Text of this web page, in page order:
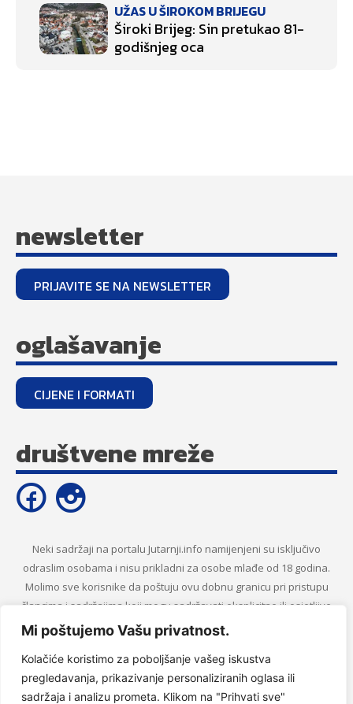
Mi poštujemo Vašu privatnost.
Kolačiće koristimo za poboljšanje vašeg iskustva
pregledavanja, prikazivanje personaliziranih oglasa ili
sadržaja i analizu prometa. Klikom na "Prihvati sve"
UŽAS U ŠIROKOM BRIJEGU
Široki Brijeg: Sin pretukao 81-
godišnjeg oca
newsletter
PRIJAVITE SE NA NEWSLETTER
oglašavanje
CIJENE I FORMATI
društvene mreže
Neki sadržaji na portalu Jutarnji.info namijenjeni su isključivo
odraslim osobama i nisu prikladni za osobe mlađe od 18 godina.
Molimo sve korisnike da poštuju ovu dobnu granicu pri pristupu
člancima i sadržajima koji mogu sadržavati eksplicitne ili osjetljive
informacije.
O NAMA USLOVI KORIŠTENJA IMPRESSUM
OGLAŠAVANJE
POLITIKA PRIVATNOSTI
KONTAKT RSS